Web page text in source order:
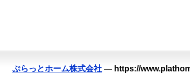
ぷらっとホーム株式会社 — https://